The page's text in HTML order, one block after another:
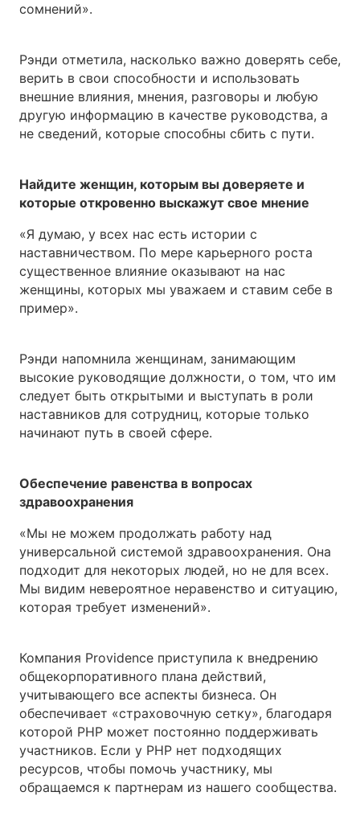
сомнений».
Рэнди отметила, насколько важно доверять себе,
верить в свои способности и использовать
внешние влияния, мнения, разговоры и любую
другую информацию в качестве руководства, а
не сведений, которые способны сбить с пути.
Найдите женщин, которым вы доверяете и
которые откровенно выскажут свое мнение
«Я думаю, у всех нас есть истории с
наставничеством. По мере карьерного роста
существенное влияние оказывают на нас
женщины, которых мы уважаем и ставим себе в
пример».
Рэнди напомнила женщинам, занимающим
высокие руководящие должности, о том, что им
следует быть открытыми и выступать в роли
наставников для сотрудниц, которые только
начинают путь в своей сфере.
Обеспечение равенства в вопросах
здравоохранения
«Мы не можем продолжать работу над
универсальной системой здравоохранения. Она
подходит для некоторых людей, но не для всех.
Мы видим невероятное неравенство и ситуацию,
которая требует изменений».
Компания Providence приступила к внедрению
общекорпоративного плана действий,
учитывающего все аспекты бизнеса. Он
обеспечивает «страховочную сетку», благодаря
которой PHP может постоянно поддерживать
участников. Если у PHP нет подходящих
ресурсов, чтобы помочь участнику, мы
обращаемся к партнерам из нашего сообщества.